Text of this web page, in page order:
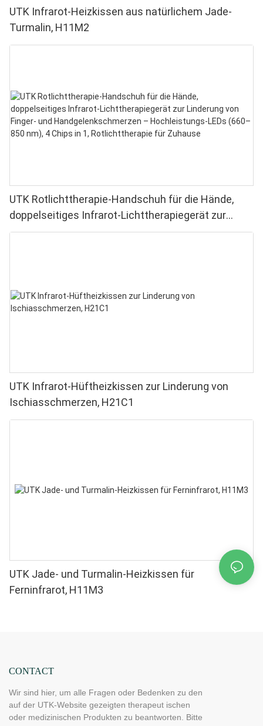
UTK Infrarot-Heizkissen aus natürlichem Jade-
Turmalin, H11M2
UTK Rotlichttherapie-Handschuh für die Hände,
doppelseitiges Infrarot-Lichttherapiegerät zur
Linderung von Finger- und Handgelenkschmerzen –
UTK Infrarot-Hüftheizkissen zur Linderung von
Ischiasschmerzen, H21C1
UTK Jade- und Turmalin-Heizkissen für
Ferninfrarot, H11M3
CONTACT
Wir sind hier, um alle Fragen oder Bedenken zu den
auf der UTK-Website gezeigten therapeut ischen
oder medizinischen Produkten zu beantworten. Bitte